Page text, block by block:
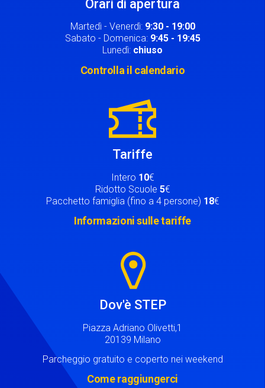
Orari di apertura
Martedì - Venerdì: 9:30 - 19:00
Sabato - Domenica: 9:45 - 19:45
Lunedì: chiuso
Controlla il calendario
Tariffe
Intero 10€
Ridotto Scuole 5€
Pacchetto famiglia (fino a 4 persone) 18€
Informazioni sulle tariffe
Dov'è STEP
Piazza Adriano Olivetti,1
20139 Milano
Parcheggio gratuito e coperto nei weekend
Come raggiungerci